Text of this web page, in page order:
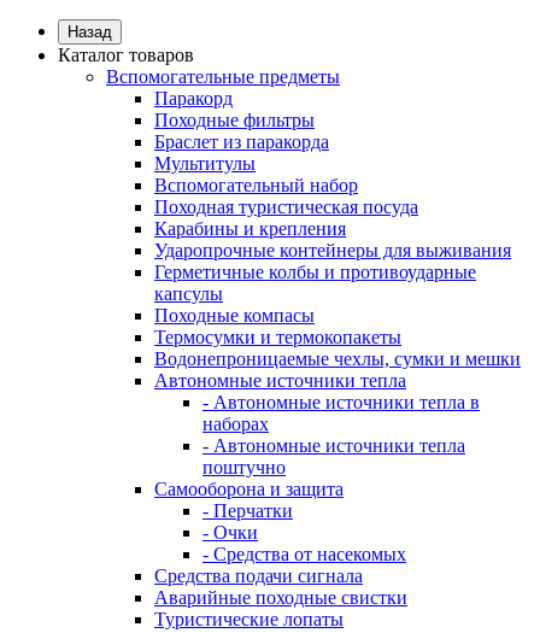
Назад
Каталог товаров
Вспомогательные предметы
Паракорд
Походные фильтры
Браслет из паракорда
Мультитулы
Вспомогательный набор
Походная туристическая посуда
Карабины и крепления
Ударопрочные контейнеры для выживания
Герметичные колбы и противоударные
капсулы
Походные компасы
Термосумки и термокопакеты
Водонепроницаемые чехлы, сумки и мешки
Автономные источники тепла
- Автономные источники тепла в
наборах
- Автономные источники тепла
поштучно
Самооборона и защита
- Перчатки
- Очки
- Средства от насекомых
Средства подачи сигнала
Аварийные походные свистки
Туристические лопаты